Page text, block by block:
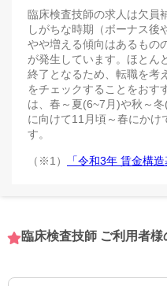
臨床検査技師の求人は欠員
しがちな時期（ボーナス後
やや増える傾向はあるもの
が発生しています。ほとん
終了となるため、転職を考
をチェックすることをおす
は、春～夏(6~7月)や秋～
に向けて11月頃～春にかけ
す。
（※1） 「令和3年 賃金構
臨床検査技師 ご利用者様